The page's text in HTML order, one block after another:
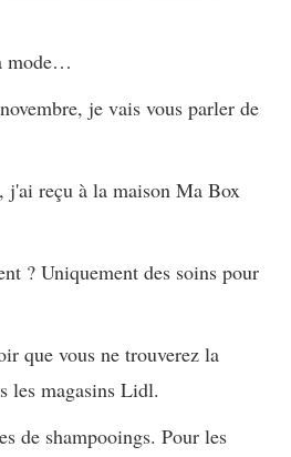
mode…
je vais vous parler de
reçu à la maison Ma Box
? Uniquement des soins pour
que vous ne trouverez la
les magasins Lidl.
de shampooings. Pour les